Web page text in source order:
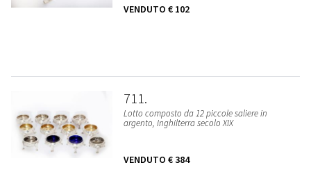
VENDUTO € 102
711
Lotto composto da 12 piccole saliere in
argento, Inghilterra secolo XIX
VENDUTO € 384